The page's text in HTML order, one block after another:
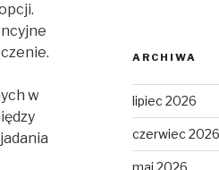
w
ARCHIWA
lipiec 2026
czerwiec 2026